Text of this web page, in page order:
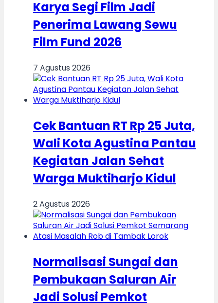
Karya Segi Film Jadi
Penerima Lawang Sewu
Film Fund 2026
7 Agustus 2026
Cek Bantuan RT Rp 25 Juta,
Wali Kota Agustina Pantau
Kegiatan Jalan Sehat
Warga Muktiharjo Kidul
2 Agustus 2026
Normalisasi Sungai dan
Pembukaan Saluran Air
Jadi Solusi Pemkot